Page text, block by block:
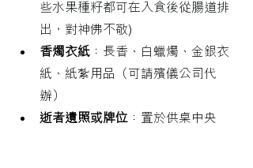
些水果種籽都可在入食後從腸道排
出，對神佛不敬)
香燭衣紙 ：長香、白蠟燭、金銀衣
紙、紙紮用品（可請殯儀公司代
辦）
逝者遺照或牌位 ：置於供桌中央